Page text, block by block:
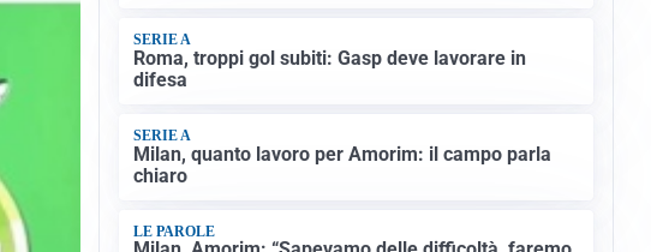
SERIE A
Roma, troppi gol subiti: Gasp deve lavorare in
difesa
SERIE A
Milan, quanto lavoro per Amorim: il campo parla
chiaro
LE PAROLE